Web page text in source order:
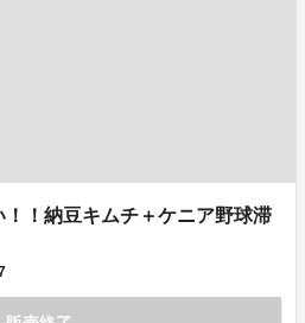
！納豆キムチ＋ケニア野球滞